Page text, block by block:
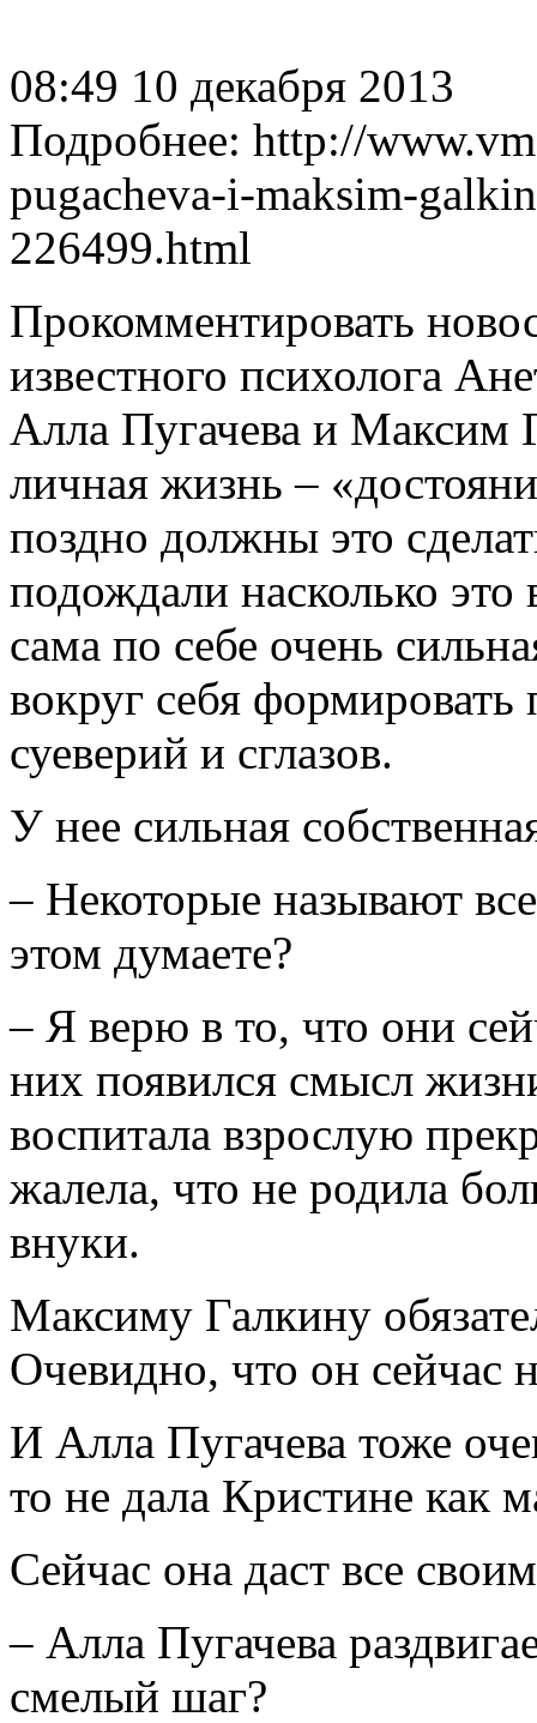
08:49 10 декабря 2013
Подробнее: http://
pugacheva-i-maksim-
226499.html
Прокомментировать
известного психолога
Алла Пугачева и Максим
личная жизнь –
поздно должны это
подождали насколько
сама по себе очень
вокруг себя
суеверий и сглазов.
У нее сильная
– Некоторые называют
этом думаете?
– Я верю в то, что они
них появился смысл
воспитала взрослую
жалела, что не родила
внуки.
Максиму Галкину
Очевидно, что он сейчас
И Алла Пугачева тоже
то не дала Кристине как
Сейчас она даст все
– Алла Пугачева
смелый шаг?